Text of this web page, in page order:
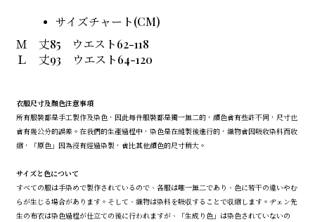
サイズチャート(CM)
Ｍ 丈85 ウエスト62-118
Ｌ 丈93 ウエスト64-120
衣服尺寸及顏色注意事項
所有服裝都是手工製作及染色，因此每件服裝都是獨一無二的，顏色會有些許不同，尺寸也
會有幾公分的誤差。在我們的生產過程中，染色是在縫製後進行的，織物會因吸收染料而收
縮，「原色」因為沒有經過染製，會比其他顏色的尺寸稍大。
サイズと色について
すべての服は手染めで製作されているので、各服は唯一無二であり、色に若干の違いやむ
らが生じる場合があります。そして、織物は染料を吸収することで収縮します。ヂェン先
生の布衣は染色過程が仕立ての後に行われますが、「生成り色」は染色されていないの